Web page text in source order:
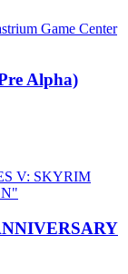
Alpha)